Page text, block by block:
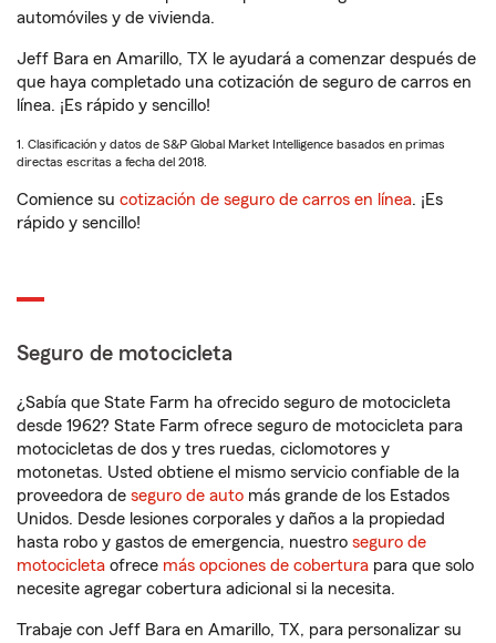
automóviles y de vivienda.
Jeff Bara en Amarillo, TX le ayudará a comenzar después de
que haya completado una cotización de seguro de carros en
línea. ¡Es rápido y sencillo!
1. Clasificación y datos de S&P Global Market Intelligence basados en primas
directas escritas a fecha del 2018.
Comience su cotización de seguro de carros en línea. ¡Es
rápido y sencillo!
Seguro de motocicleta
¿Sabía que State Farm ha ofrecido seguro de motocicleta
desde 1962? State Farm ofrece seguro de motocicleta para
motocicletas de dos y tres ruedas, ciclomotores y
motonetas. Usted obtiene el mismo servicio confiable de la
proveedora de seguro de auto más grande de los Estados
Unidos. Desde lesiones corporales y daños a la propiedad
hasta robo y gastos de emergencia, nuestro seguro de
motocicleta ofrece más opciones de cobertura para que solo
necesite agregar cobertura adicional si la necesita.
Trabaje con Jeff Bara en Amarillo, TX, para personalizar su